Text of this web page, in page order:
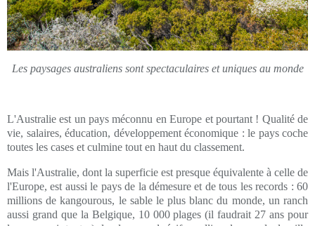
Les paysages australiens sont spectaculaires et uniques au monde
L'Australie est un pays méconnu en Europe et pourtant ! Qualité de
vie, salaires, éducation, développement économique : le pays coche
toutes les cases et culmine tout en haut du classement.
Mais l'Australie, dont la superficie est presque équivalente à celle de
l'Europe, est aussi le pays de la démesure et de tous les records : 60
millions de kangourous, le sable le plus blanc du monde, un ranch
aussi grand que la Belgique, 10 000 plages (il faudrait 27 ans pour